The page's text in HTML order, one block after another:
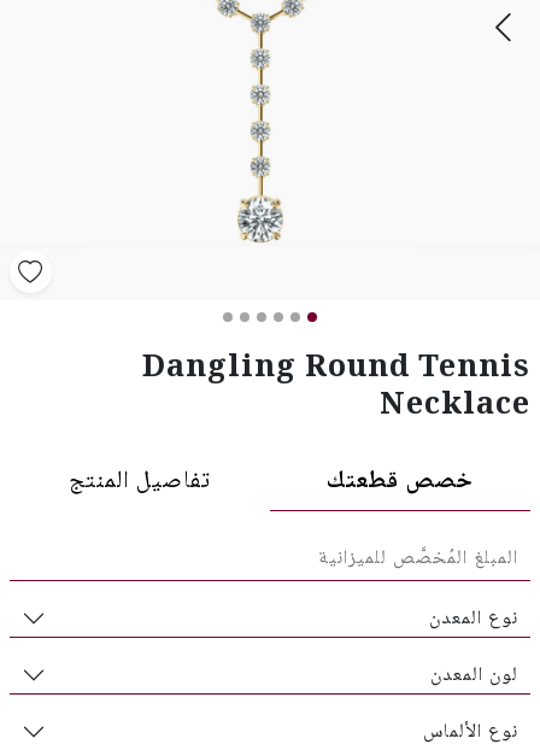
Dangling Round Tennis
Necklace
خصص قطعتك تفاصيل المنتج
نوع المعدن
لون المعدن
نوع الألماس